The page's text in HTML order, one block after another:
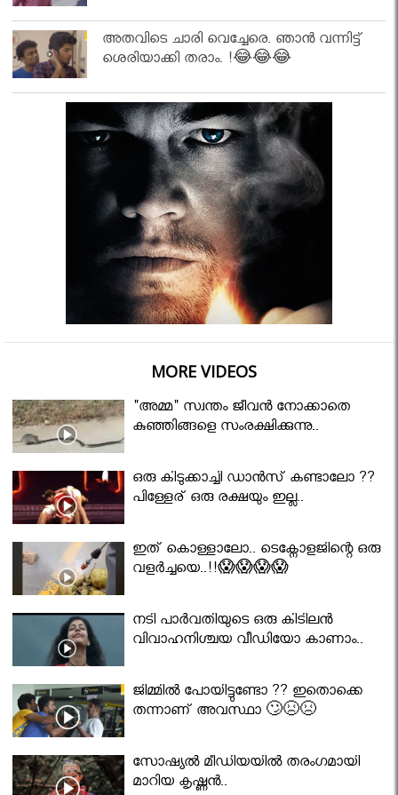
അതവിടെ ചാരി വെച്ചേരെ. ഞാൻ വന്നിട്ട്
ശെരിയാക്കി തരാം. !😂😂😂
MORE VIDEOS
"അമ്മ" സ്വന്തം ജീവൻ നോക്കാതെ
കുഞ്ഞിങ്ങളെ സംരക്ഷിക്കുന്നു..
ഒരു കിടുക്കാച്ചി ഡാൻസ് കണ്ടാലോ ??
പിള്ളേര് ഒരു രക്ഷയും ഇല്ല..
ഇത് കൊള്ളാലോ.. ടെക്നോളജിന്റെ ഒരു
വളർച്ചയെ..!!😱😱😱😱
നടി പാർവതിയുടെ ഒരു കിടിലൻ
വിവാഹനിശ്ചയ വീഡിയോ കാണാം..
ജിമ്മിൽ പോയിട്ടുണ്ടോ ?? ഇതൊക്കെ
തന്നാണ് അവസ്ഥാ 🙄😣😣
സോഷ്യൽ മീഡിയയിൽ തരംഗമായി
മാറിയ കൃഷ്ണൻ..